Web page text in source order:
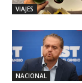
VIAJES
NACIONAL